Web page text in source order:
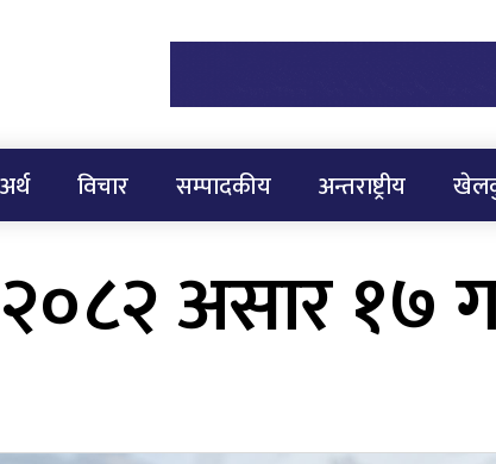
अर्थ विचार सम्पादकीय अन्तराष्ट्रीय
असार १७